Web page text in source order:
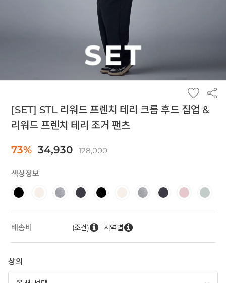
[SET] STL 리워드 프렌치 테리 크롭 후드 집업 &
리워드 프렌치 테리 조거 팬츠
73% 34,930 128,000
색상정보
배송비 (조건) 지역별
상의